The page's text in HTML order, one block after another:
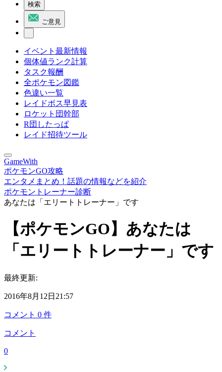
検索
ご意見
イベント最新情報
個体値ランク計算
タスク報酬
全ポケモン図鑑
色違い一覧
レイドボス早見表
ロケット団幹部
R団したっぱ
レイド招待ツール
GameWith
ポケモンGO攻略
エンタメまとめ！話題の情報などを紹介
ポケモントレーナー診断
あなたは「エリートトレーナー」です
【ポケモンGO】あなたは
「エリートトレーナー」です
最終更新:
2016年8月12日21:57
コメント 0 件
コメント
0